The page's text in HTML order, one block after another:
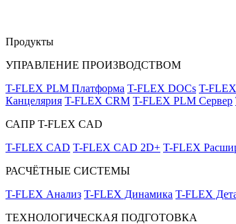
Продукты
УПРАВЛЕНИЕ ПРОИЗВОДСТВОМ
T-FLEX PLM Платформа T-FLEX DOCs T-
Канцелярия T-FLEX CRM T-FLEX PLM Сервер
САПР T-FLEX CAD
T-FLEX CAD T-FLEX CAD 2D+ T-FLEX
РАСЧЁТНЫЕ СИСТЕМЫ
T-FLEX Анализ T-FLEX Динамика T-FLEX
ТЕХНОЛОГИЧЕСКАЯ ПОДГОТОВКА